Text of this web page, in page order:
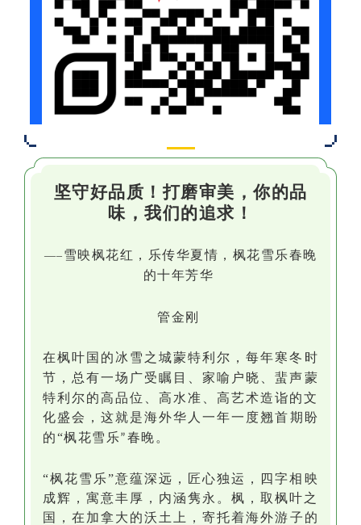
坚守好品质！打磨审美，你的品
味，我们的追求！
—– 雪映枫花红，乐传华夏情， 枫花雪乐春晚
的十年芳华
管金刚
在枫叶国 的冰雪之城蒙特利尔，每年寒冬时
节，总有一场广受瞩目、家喻户晓、蜚声蒙
特利尔的高品位、高水准、高艺术造诣的文
化盛会 ，这就是海外华人一年一度翘首期盼
的“枫花雪乐”春晚。
“枫花雪乐”意蕴深远，匠心独运 ，
四字相映
成辉，寓意丰厚，内涵隽永。枫，取枫叶之
国，在加拿大的沃土 上 ，寄托着海外游子 的